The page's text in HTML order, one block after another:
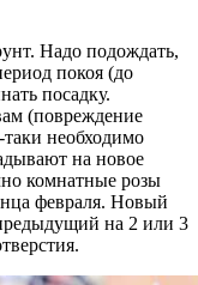
Надо подождать,
покоя (до
посадку.
(повреждение
таки необходимо
на новое
комнатные розы
февраля. Новый
на 2 или 3